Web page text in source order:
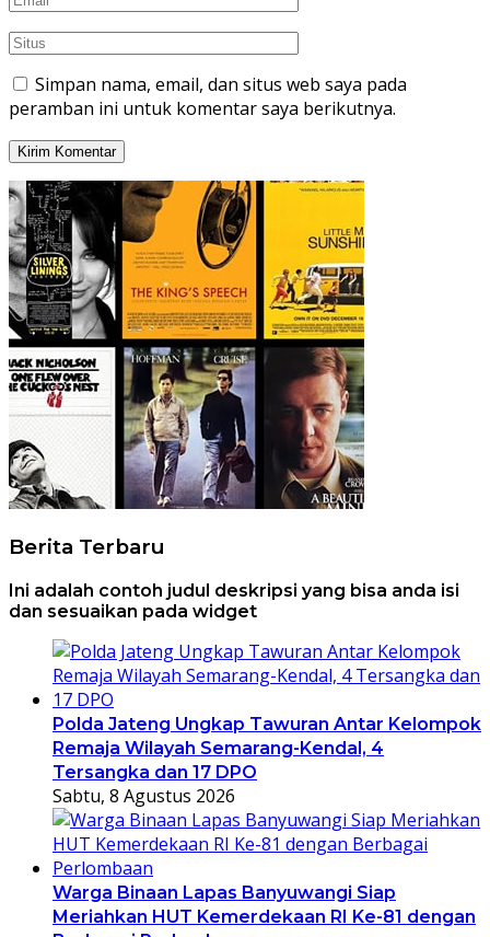
Simpan nama, email, dan situs web saya pada
peramban ini untuk komentar saya berikutnya.
Berita Terbaru
Ini adalah contoh judul deskripsi yang bisa anda isi
dan sesuaikan pada widget
Polda Jateng Ungkap Tawuran Antar Kelompok
Remaja Wilayah Semarang-Kendal, 4
Tersangka dan 17 DPO
Sabtu, 8 Agustus 2026
Warga Binaan Lapas Banyuwangi Siap
Meriahkan HUT Kemerdekaan RI Ke-81 dengan